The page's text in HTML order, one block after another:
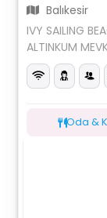
Balıkesir
IVY SAILING
ALTINKUM
Oda &